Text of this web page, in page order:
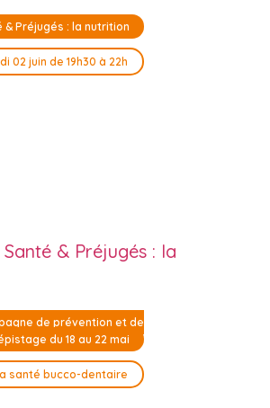
& Préjugés : la nutrition
02 juin de 19h30 à 22h
& Préjugés : la
de prévention et de
du 18 au 22 mai
santé bucco-dentaire